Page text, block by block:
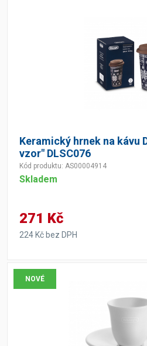
Keramický hrnek na kávu
vzor" DLSC076
Kód produktu: AS00004914
Skladem
271 Kč
224 Kč bez DPH
NOVÉ